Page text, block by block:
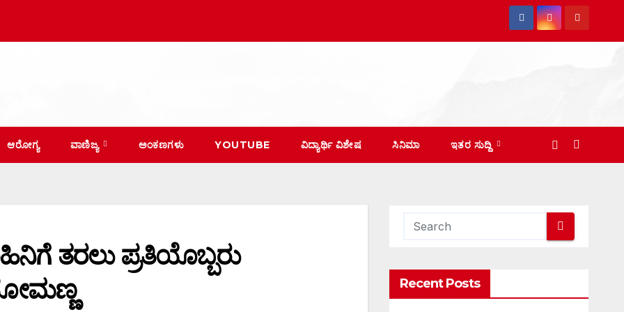
ಆರೋಗ್ಯ ವಾಣಿಜ್ಯ ಅಂಕಣಗಳು YOUTUBE ವಿದ್ಯಾರ್ಥಿ ವಿಶೇಷ ಸಿನಿಮಾ ಇತರ ಸುದ್ದಿ
ತರಲು ಪ್ರತಿಯೊಬ್ಬರು
Recent Posts